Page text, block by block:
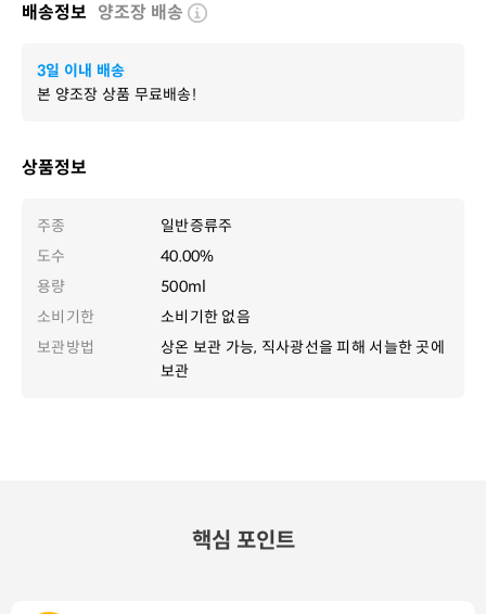
상품정보
주종
일반증류주
도수
40.00%
용량
500ml
소비기한
소비기한 없음
보관방법
상온 보관 가능, 직사광선을 피해 서늘한 곳에
보관
배송정보 양조장 배송
3일 이내 배송
본 양조장 상품 무료배송!
핵심 포인트